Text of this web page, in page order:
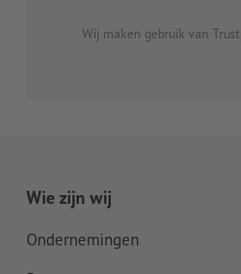
Wij maken gebruik van
Wie zijn wij
Ondernemingen